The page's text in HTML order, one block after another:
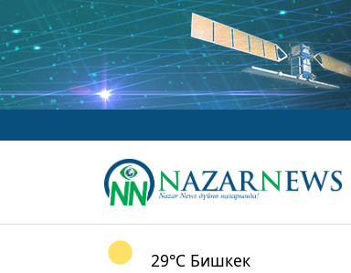
29°C Бишкек